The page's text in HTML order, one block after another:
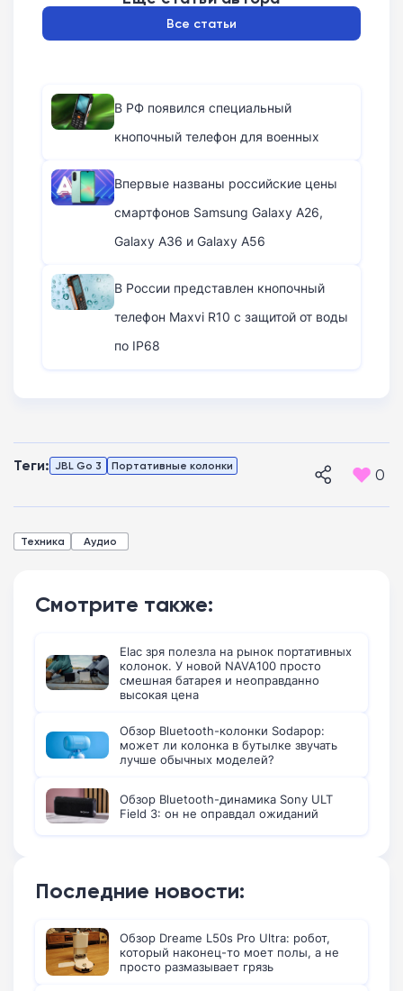
Все статьи
В РФ появился специальный
кнопочный телефон для военных
Впервые названы российские цены
смартфонов Samsung Galaxy A26,
Galaxy A36 и Galaxy A56
В России представлен кнопочный
телефон Maxvi R10 с защитой от воды
по IP68
Теги: JBL Go 3 Портативные колонки 0
Техника Аудио
Смотрите также:
Elac зря полезла на рынок портативных
колонок. У новой NAVA100 просто
смешная батарея и неоправданно
высокая цена
Обзор Bluetooth-колонки Sodapop:
может ли колонка в бутылке звучать
лучше обычных моделей?
Обзор Bluetooth-динамика Sony ULT
Field 3: он не оправдал ожиданий
Последние новости:
Обзор Dreame L50s Pro Ultra: робот,
который наконец-то моет полы, а не
просто размазывает грязь